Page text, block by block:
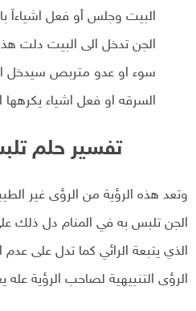
البيت وجلس أو فعل اشياءاَ
الجن تدخل الى البيت دلت
سوء او عدو متربص سيدخل
السرقه او فعل اشياء يكرهها
تفسير حلم
وتعد هذه الرؤية من الرؤى غير
الجن تلبس به في المنام دل ذلك
الذي يتبعة الرائي كما تدل على
الرؤى التنبيهية لصاحب الرؤية عله